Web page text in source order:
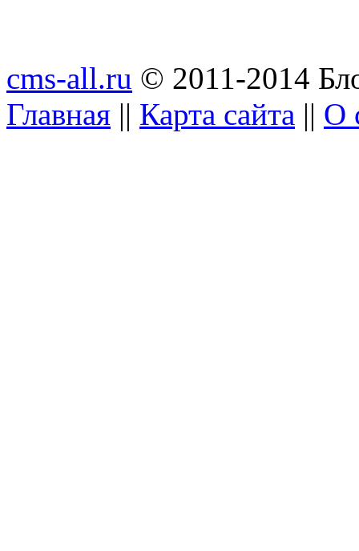
cms-all.ru © 2011-2014
Главная || Карта сайта || О